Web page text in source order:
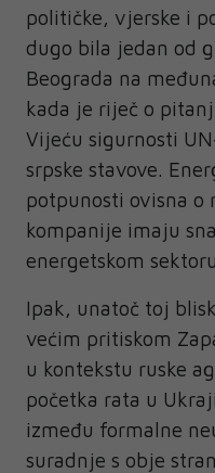
političke, vjerske i
dugo bila jedan od
Beograda na
kada je riječ o
Vijeću sigurnosti
srpske stavove.
potpunosti ovisna o
kompanije imaju
energetskom
Ipak, unatoč toj
većim pritiskom
u kontekstu ruske
početka rata u
između formalne
suradnje s obje